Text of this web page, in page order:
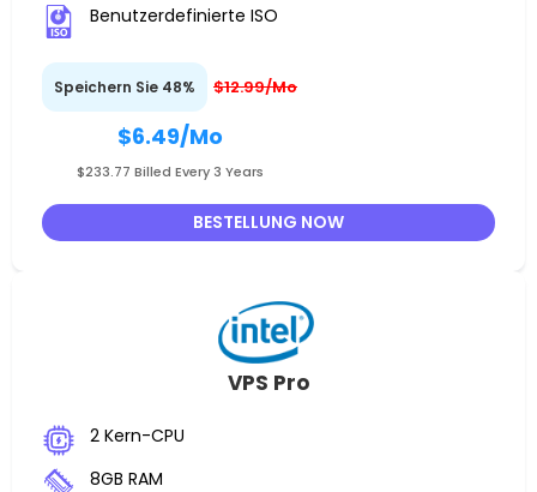
Benutzerdefinierte ISO
Speichern Sie 48% $12.99/Mo
$6.49/Mo
$233.77 Billed Every 3 Years
BESTELLUNG NOW
VPS Pro
2 Kern-CPU
8GB RAM